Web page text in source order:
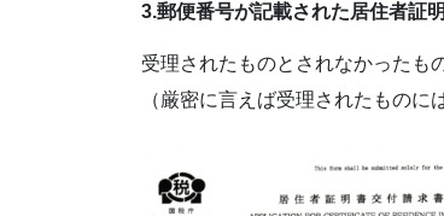
3.郵便番号が記載された居住者証
受理されたものとされなかったも
（厳密に言えば受理されたもの